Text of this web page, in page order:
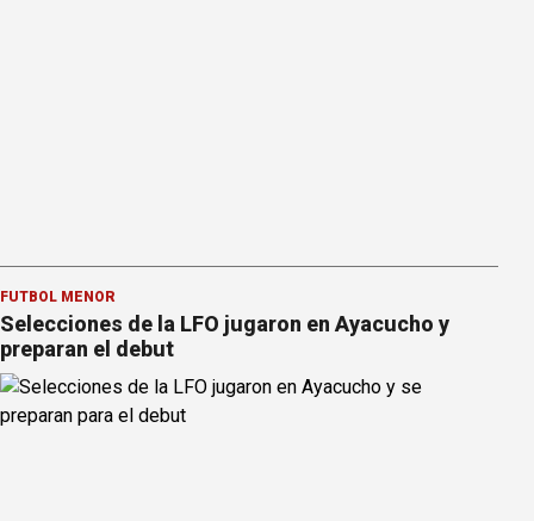
FÚTBOL MENOR
Selecciones de la LFO jugaron en Ayacucho y
preparan el debut